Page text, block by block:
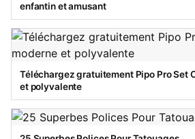
enfantin et amusant
Téléchargez gratuitement Pipo Pro Set
et polyvalente